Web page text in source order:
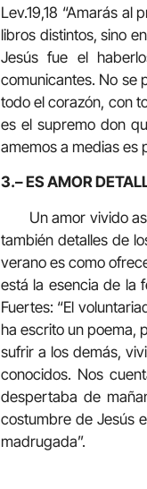
Lev.19,18 “Amarás
libros distintos, sino
Jesús fue el
comunicantes. No se
todo el corazón, con
es el supremo don
amemos a medias es
3.– ES AMOR
Un amor vivido
también detalles de
verano es como
está la esencia de la
Fuertes: “El
ha escrito un poema,
sufrir a los demás,
conocidos. Nos
despertaba de
costumbre de Jesús
madrugada”.